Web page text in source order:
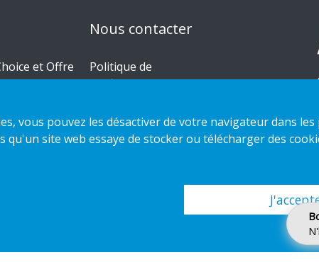
et Offre
Nous contacter
Politique de
confidentialité
vous pouvez les désactiver de votre navigateur dans
site web essaye de stocker ou télécharger des